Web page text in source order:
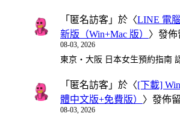
「 匿名訪客 」於〈LINE 電
新版（Win+Mac 版） 〉發佈
08-03, 2026
東京・大阪 日本女生預約指南
「 匿名訪客 」於〈[下載]
體中文版+免費版） 〉發佈
08-03, 2026